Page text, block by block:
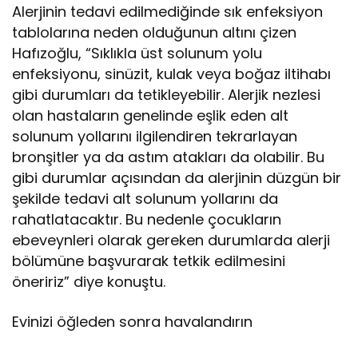
Alerjinin tedavi edilmediğinde sık enfeksiyon
tablolarına neden olduğunun altını çizen
Hafızoğlu, “Sıklıkla üst solunum yolu
enfeksiyonu, sinüzit, kulak veya boğaz iltihabı
gibi durumları da tetikleyebilir. Alerjik nezlesi
olan hastaların genelinde eşlik eden alt
solunum yollarını ilgilendiren tekrarlayan
bronşitler ya da astım atakları da olabilir. Bu
gibi durumlar açısından da alerjinin düzgün bir
şekilde tedavi alt solunum yollarını da
rahatlatacaktır. Bu nedenle çocukların
ebeveynleri olarak gereken durumlarda alerji
bölümüne başvurarak tetkik edilmesini
öneririz” diye konuştu.
Evinizi öğleden sonra havalandırın